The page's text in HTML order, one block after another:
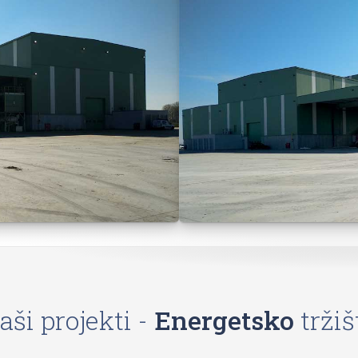
projekti - Energetsko